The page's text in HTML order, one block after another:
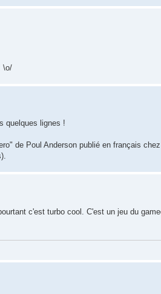
\o/
quelques lignes !
de Poul Anderson publié en français
c'est turbo cool. C'est un jeu du